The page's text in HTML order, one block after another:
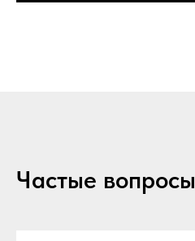
Частые вопросы